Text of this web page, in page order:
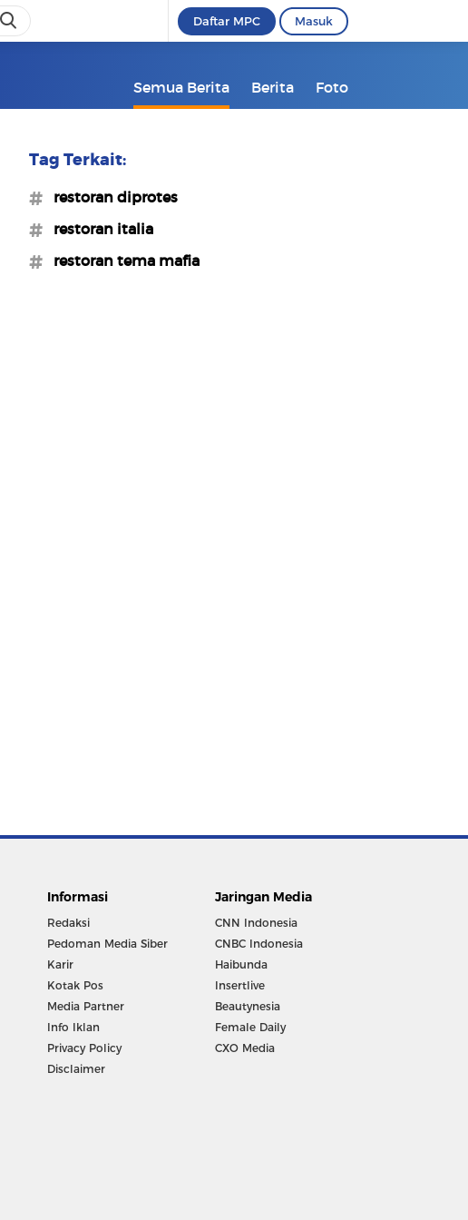
Daftar MPC Masuk
Semua Berita Berita Foto
Tag Terkait:
#restoran diprotes
#restoran italia
#restoran tema mafia
Informasi
Redaksi
Pedoman Media Siber
Karir
Kotak Pos
Media Partner
Info Iklan
Privacy Policy
Disclaimer
Jaringan Media
CNN Indonesia
CNBC Indonesia
Haibunda
Insertlive
Beautynesia
Female Daily
CXO Media